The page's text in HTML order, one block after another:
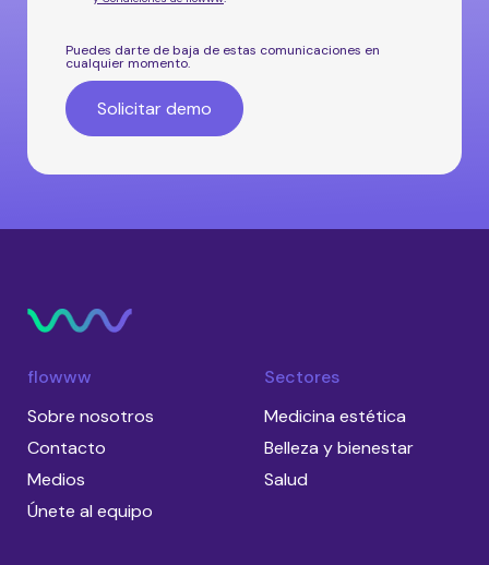
Puedes darte de baja de estas comunicaciones en
cualquier momento.
flowww
Sobre nosotros
Contacto
Medios
Únete al equipo
Sectores
Medicina estética
Belleza y bienestar
Salud